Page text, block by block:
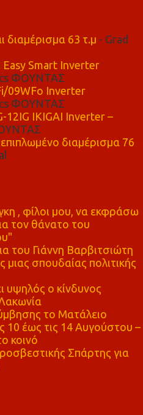
διαμέρισμα 63 τ.μ - Grad
Easy Smart Inverter
ΦΟΥΝΤΑΣ
09WFo Inverter
ΦΟΥΝΤΑΣ
12IG IKIGAI Inverter –
διαμέρισμα 76
, φίλοι μου, να εκφράσω
τον θάνατο του
του Γιάννη Βαρβιτσιώτη
μιας σπουδαίας πολιτικής
ο κίνδυνος
το Ματάλειο
10 έως τις 14 Αυγούστου –
κοινό
Σπάρτης για